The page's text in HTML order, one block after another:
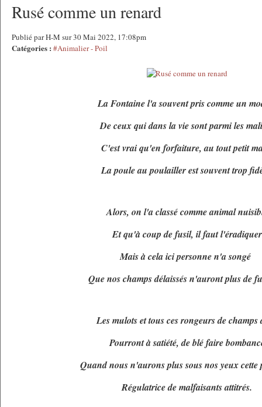
Rusé comme un renard
Publié par H-M sur 30 Mai 2022, 17:08pm
Catégories : #Animalier - Poil
La Fontaine l'a souvent pris comme un
De ceux qui dans la vie sont parmi les
C'est vrai qu'en forfaiture, au tout petit
La poule au poulailler est souvent trop
Alors, on l'a classé comme animal
Et qu'à coup de fusil, il faut l'éradiquer
Mais à cela ici personne n'a songé
Que nos champs délaissés n'auront plus de
Les mulots et tous ces rongeurs de champs
Pourront à satiété, de blé faire
Quand nous n'aurons plus sous nos yeux cette
Régulatrice de malfaisants attitrés.